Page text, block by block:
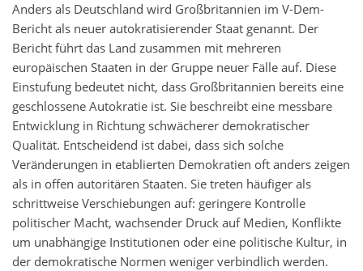
Anders als Deutschland wird Großbritannien im V-Dem-
Bericht als neuer autokratisierender Staat genannt. Der
Bericht führt das Land zusammen mit mehreren
europäischen Staaten in der Gruppe neuer Fälle auf. Diese
Einstufung bedeutet nicht, dass Großbritannien bereits eine
geschlossene Autokratie ist. Sie beschreibt eine messbare
Entwicklung in Richtung schwächerer demokratischer
Qualität. Entscheidend ist dabei, dass sich solche
Veränderungen in etablierten Demokratien oft anders zeigen
als in offen autoritären Staaten. Sie treten häufiger als
schrittweise Verschiebungen auf: geringere Kontrolle
politischer Macht, wachsender Druck auf Medien, Konflikte
um unabhängige Institutionen oder eine politische Kultur, in
der demokratische Normen weniger verbindlich werden.